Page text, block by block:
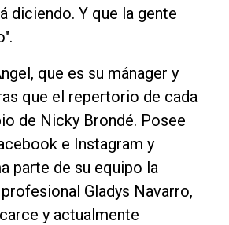
diciendo. Y que la gente
que es su mánager y
que el repertorio de cada
de Nicky Brondé. Posee
e Instagram y
parte de su equipo la
Gladys Navarro,
y actualmente